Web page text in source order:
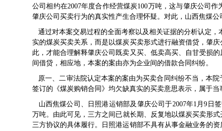
公司相约在2007年度合作经营煤炭100万吨，这与肇庆公司
肇庆公司买卖行为的真实性产生合理怀疑。对此，山西焦煤
通过对本案交易过程的全面考察以及相关证据的分析认定
实的煤炭买卖关系，而是以煤炭买卖形式进行融资借贷，肇
此，才能合理解释肇庆公司既卖又买、低卖高买、自甘受损
间借贷，相应地，本案的案由亦为企业间的借款合同纠纷。
原一、二审法院认定本案的案由为买卖合同纠纷不当，本
签订的《煤炭购销合同》均欠缺真实的买卖意思表示，属于
山西焦煤公司、日照港运销部及肇庆公司于2007年1月9日
万吨。由此可见，三方之间已就长期、反复地以煤炭买卖形
三方协议的具体履行。日照港运销部不具有从事金融业务的